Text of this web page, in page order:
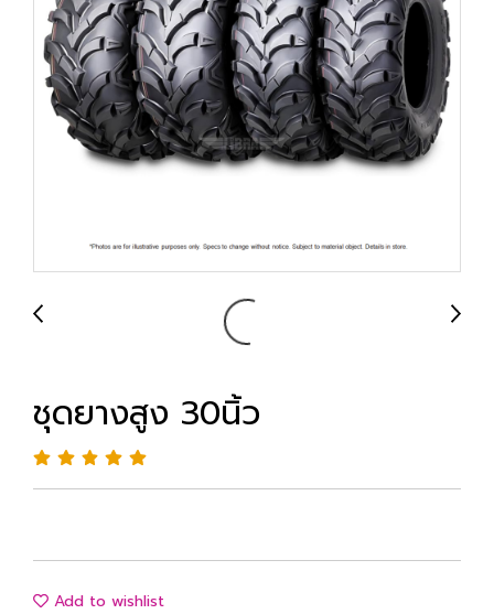
ชุดยางสูง 30นิ้ว
Add to wishlist